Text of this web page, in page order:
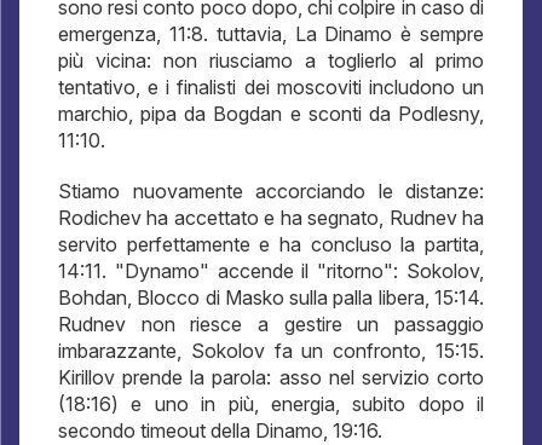
sono resi conto poco dopo, chi colpire in caso di
emergenza, 11:8. tuttavia, La Dinamo è sempre
più vicina: non riusciamo a toglierlo al primo
tentativo, e i finalisti dei moscoviti includono un
marchio, pipa da Bogdan e sconti da Podlesny,
11:10.
Stiamo nuovamente accorciando le distanze:
Rodichev ha accettato e ha segnato, Rudnev ha
servito perfettamente e ha concluso la partita,
14:11. "Dynamo" accende il "ritorno": Sokolov,
Bohdan, Blocco di Masko sulla palla libera, 15:14.
Rudnev non riesce a gestire un passaggio
imbarazzante, Sokolov fa un confronto, 15:15.
Kirillov prende la parola: asso nel servizio corto
(18:16) e uno in più, energia, subito dopo il
secondo timeout della Dinamo, 19:16.